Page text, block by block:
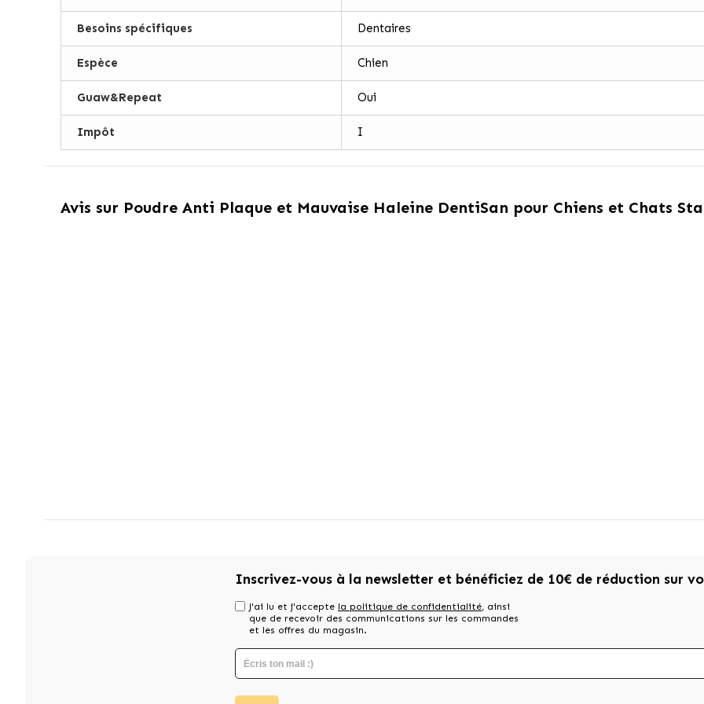
Besoins spécifiques Dentaires
Espèce Chien
Guaw&Repeat Oui
Impôt I
Avis sur Poudre Anti Plaque et Mauvaise Haleine DentiSan pour Chiens et Chats
Inscrivez-vous à la newsletter et bénéficiez de 10€ de réduction sur
J'ai lu et j'accepte la politique de confidentialité, ainsi
que de recevoir des communications sur les commandes
et les offres du magasin.